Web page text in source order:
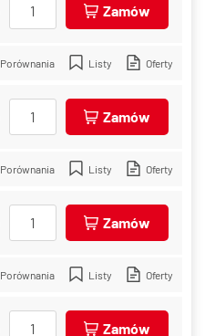
Zamów
Porównania Listy Oferty
Zamów
Porównania Listy Oferty
Zamów
Porównania Listy Oferty
Zamów